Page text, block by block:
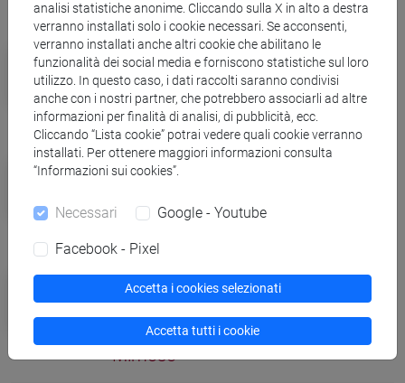
Eventi e cultura
Libri senza confini: dal 2 al 5 aprile
torna Incroci di civiltà
Campus
premi di tesi sulla violenza di genere
Eventi e cultura
Tre componimenti poetici vincono la
seconda edizione di ‘Pane e
Mimose’
analisi statistiche anonime. Cliccando sulla X in alto a destra
verranno installati solo i cookie necessari. Se acconsenti,
verranno installati anche altri cookie che abilitano le
funzionalità dei social media e forniscono statistiche sul loro
utilizzo. In questo caso, i dati raccolti saranno condivisi
anche con i nostri partner, che potrebbero associarli ad altre
informazioni per finalità di analisi, di pubblicità, ecc.
Cliccando “Lista cookie” potrai vedere quali cookie verranno
installati. Per ottenere maggiori informazioni consulta
“Informazioni sui cookies”.
Necessari Google - Youtube
Facebook - Pixel
Accetta i cookies selezionati
Accetta tutti i cookie